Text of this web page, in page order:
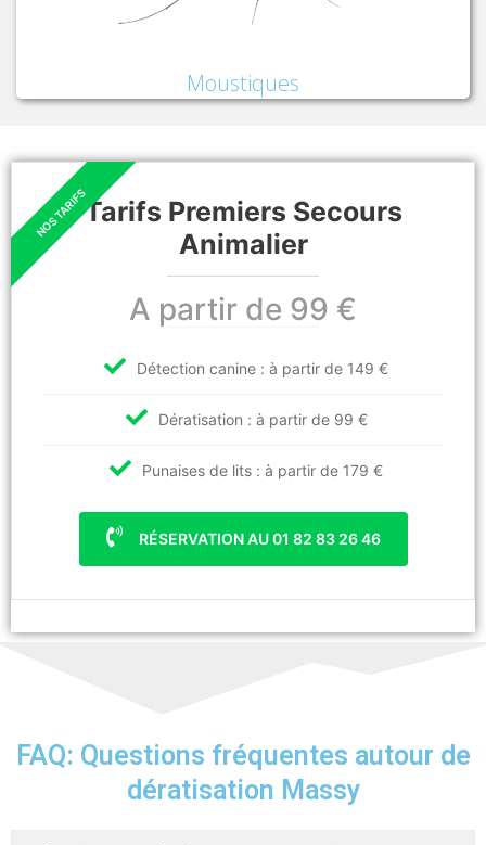
Moustiques
Tarifs Premiers Secours
Animalier
A partir de 99 €
Détection canine : à partir de 149 €
Dératisation : à partir de 99 €
Punaises de lits : à partir de 179 €
RÉSERVATION AU 01 82 83 26 46
FAQ: Questions fréquentes autour de
dératisation Massy